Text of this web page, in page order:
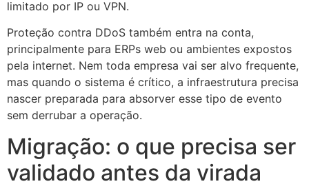
limitado por IP ou VPN.
Proteção contra DDoS também entra na conta,
principalmente para ERPs web ou ambientes expostos
pela internet. Nem toda empresa vai ser alvo frequente,
mas quando o sistema é crítico, a infraestrutura precisa
nascer preparada para absorver esse tipo de evento
sem derrubar a operação.
Migração: o que precisa ser
validado antes da virada